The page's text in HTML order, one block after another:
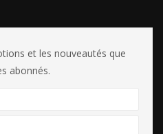
et les nouveautés que
abonnés.